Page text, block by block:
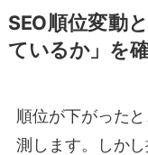
SEO順位変動
ているか」を
順位が下がった
測します。しか